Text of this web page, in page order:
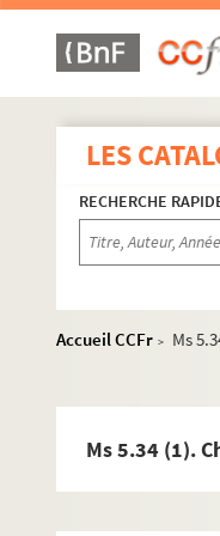
LES
RECHERCHE
Accueil CCFr >
Ms
Ms 5.34 (1).
Ms 5.13.
Ms 5.14. Julie
Ms 5.15.
Ms 5.16.
Ms 5.17.
Ms 5.18.
Ms 5.19.
Ms 5.21.
Ms 5.23.
Ms 5.24. Le